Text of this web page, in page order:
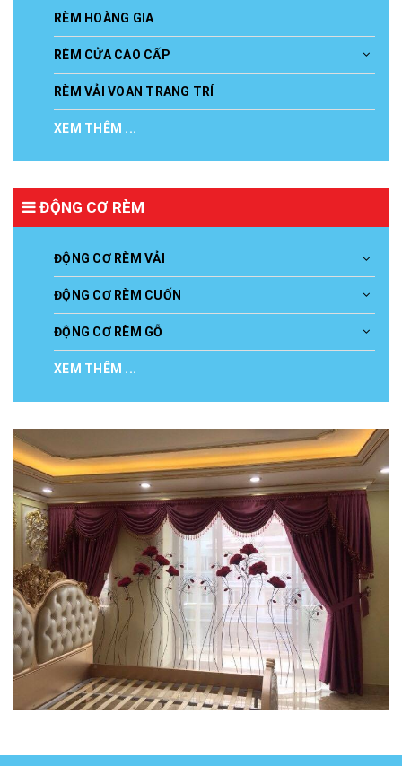
RÈM HOÀNG GIA
RÈM CỬA CAO CẤP
RÈM VẢI VOAN TRANG TRÍ
XEM THÊM ...
ĐỘNG CƠ RÈM
ĐỘNG CƠ RÈM VẢI
ĐỘNG CƠ RÈM CUỐN
ĐỘNG CƠ RÈM GỖ
XEM THÊM ...